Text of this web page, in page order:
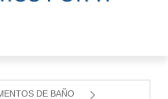
DE BAÑO